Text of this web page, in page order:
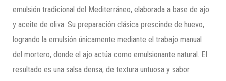
emulsión tradicional del Mediterráneo, elaborada a base de ajo
y aceite de oliva. Su preparación clásica prescinde de huevo,
logrando la emulsión únicamente mediante el trabajo manual
del mortero, donde el ajo actúa como emulsionante natural. El
resultado es una salsa densa, de textura untuosa y sabor